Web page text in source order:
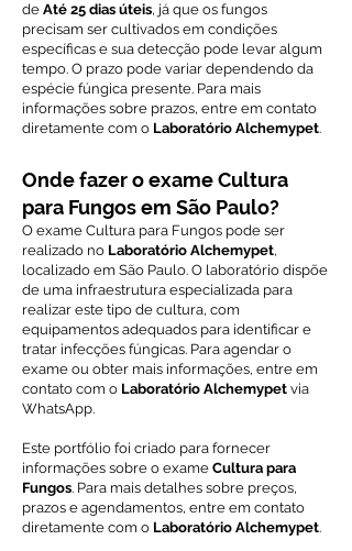
de Até 25 dias úteis, já que os fungos
precisam ser cultivados em condições
específicas e sua detecção pode levar algum
tempo. O prazo pode variar dependendo da
espécie fúngica presente. Para mais
informações sobre prazos, entre em contato
diretamente com o Laboratório Alchemypet.
Onde fazer o exame Cultura
para Fungos em São Paulo?
O exame Cultura para Fungos pode ser
realizado no Laboratório Alchemypet,
localizado em São Paulo. O laboratório dispõe
de uma infraestrutura especializada para
realizar este tipo de cultura, com
equipamentos adequados para identificar e
tratar infecções fúngicas. Para agendar o
exame ou obter mais informações, entre em
contato com o Laboratório Alchemypet via
WhatsApp.
Este portfólio foi criado para fornecer
informações sobre o exame Cultura para
Fungos. Para mais detalhes sobre preços,
prazos e agendamentos, entre em contato
diretamente com o Laboratório Alchemypet.